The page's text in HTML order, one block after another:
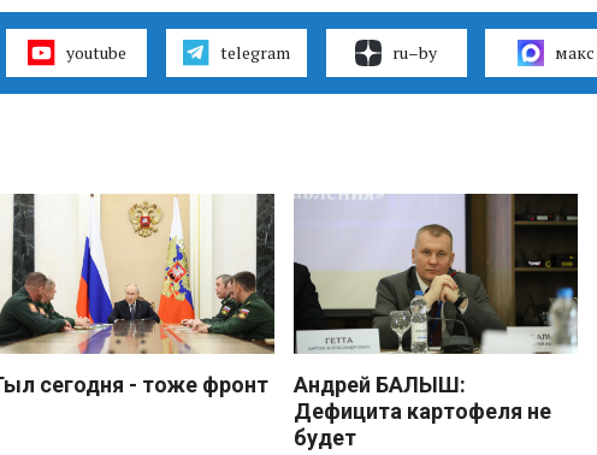
youtube telegram ru–by макс
сегодня - тоже фронт
Андрей БАЛЫШ:
Дефицита картофеля не
будет